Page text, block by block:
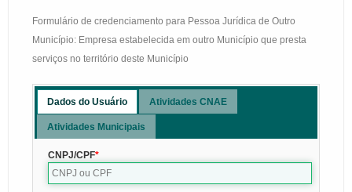
Formulário de credenciamento para Pessoa Jurídica de Outro
Município: Empresa estabelecida em outro Município que presta
serviços no território deste Município
Dados do Usuário Atividades CNAE
Atividades Municipais
CNPJ/CPF